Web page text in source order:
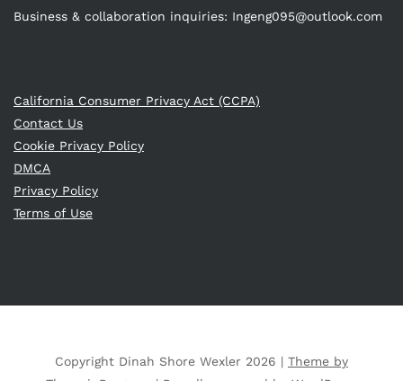
Business & collaboration inquiries: Ingeng095@outlook.com
California Consumer Privacy Act (CCPA)
Contact Us
Cookie Privacy Policy
DMCA
Privacy Policy
Terms of Use
Copyright Dinah Shore Wexler 2026 | Theme by